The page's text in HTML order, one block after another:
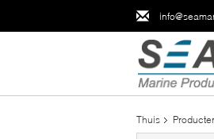
Thuis